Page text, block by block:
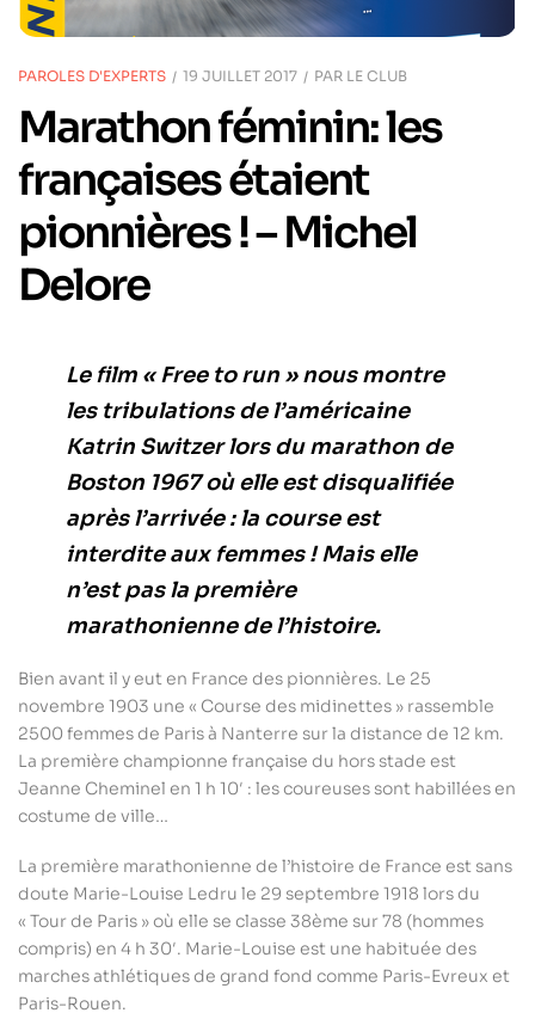
PAROLES D'EXPERTS 19 JUILLET 2017 PAR LE CLUB
Marathon féminin: les
françaises étaient
pionnières ! – Michel
Delore
Le film « Free to run » nous montre
les tribulations de l’américaine
Katrin Switzer lors du marathon de
Boston 1967 où elle est disqualifiée
après l’arrivée : la course est
interdite aux femmes ! Mais elle
n’est pas la première
marathonienne de l’histoire.
Bien avant il y eut en France des pionnières. Le 25
novembre 1903 une « Course des midinettes » rassemble
2500 femmes de Paris à Nanterre sur la distance de 12 km.
La première championne française du hors stade est
Jeanne Cheminel en 1 h 10′ : les coureuses sont habillées en
costume de ville…
La première marathonienne de l’histoire de France est sans
doute Marie-Louise Ledru le 29 septembre 1918 lors du
« Tour de Paris » où elle se classe 38ème sur 78 (hommes
compris) en 4 h 30′. Marie-Louise est une habituée des
marches athlétiques de grand fond comme Paris-Evreux et
Paris-Rouen.